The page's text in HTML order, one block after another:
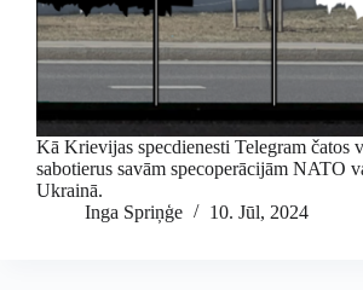
Kā Krievijas specdienesti Telegram čatos
sabotierus savām specoperācijām NATO
Ukrainā.
Inga Spriņģe
10. Jūl, 2024